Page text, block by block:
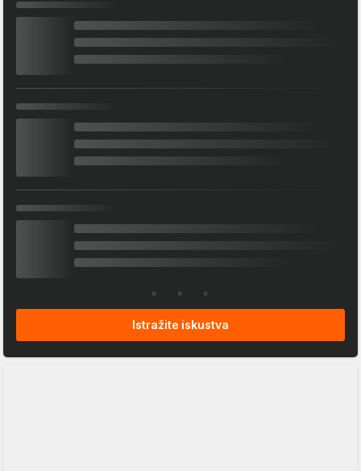
Istražite iskustva